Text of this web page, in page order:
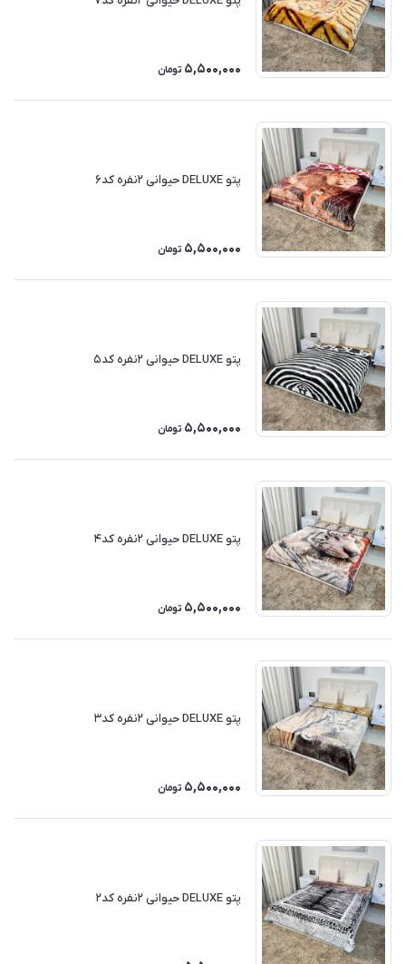
5,500,000 تومان
پتو DELUXE حیوانی ۲نفره کد۶
5,500,000 تومان
پتو DELUXE حیوانی ۲نفره کد۵
5,500,000 تومان
پتو DELUXE حیوانی ۲نفره کد۴
5,500,000 تومان
پتو DELUXE حیوانی ۲نفره کد۳
5,500,000 تومان
پتو DELUXE حیوانی ۲نفره کد۲